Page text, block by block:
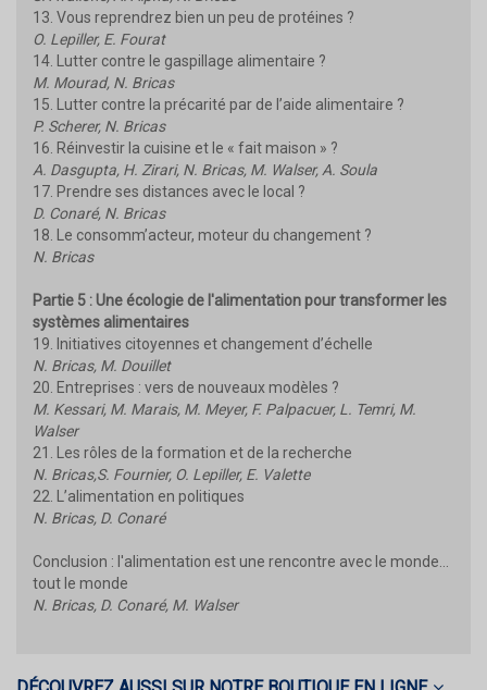
13. Vous reprendrez bien un peu de protéines ?
O. Lepiller, E. Fourat
14. Lutter contre le gaspillage alimentaire ?
M. Mourad, N. Bricas
15. Lutter contre la précarité par de l’aide alimentaire ?
P. Scherer, N. Bricas
16. Réinvestir la cuisine et le « fait maison » ?
A. Dasgupta, H. Zirari, N. Bricas, M. Walser, A. Soula
17. Prendre ses distances avec le local ?
D. Conaré, N. Bricas
18. Le consomm’acteur, moteur du changement ?
N. Bricas
Partie 5 : Une écologie de l'alimentation pour transformer les
systèmes alimentaires
19. Initiatives citoyennes et changement d’échelle
N. Bricas, M. Douillet
20. Entreprises : vers de nouveaux modèles ?
M. Kessari, M. Marais, M. Meyer, F. Palpacuer, L. Temri, M.
Walser
21. Les rôles de la formation et de la recherche
N. Bricas,S. Fournier, O. Lepiller, E. Valette
22. L’alimentation en politiques
N. Bricas, D. Conaré
Conclusion : l'alimentation est une rencontre avec le monde...
tout le monde
N. Bricas, D. Conaré, M. Walser